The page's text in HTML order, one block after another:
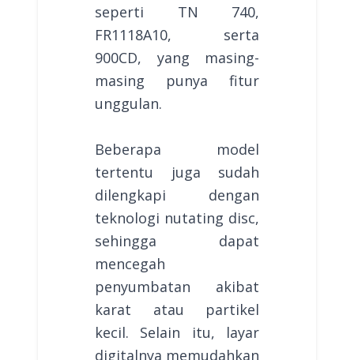
seperti TN 740,
FR1118A10, serta
900CD, yang masing-
masing punya fitur
unggulan.
Beberapa model
tertentu juga sudah
dilengkapi dengan
teknologi nutating disc,
sehingga dapat
mencegah
penyumbatan akibat
karat atau partikel
kecil. Selain itu, layar
digitalnya memudahkan